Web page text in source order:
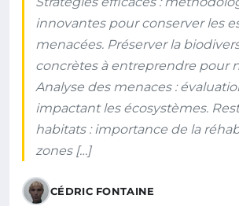
innovantes pour conserver les
menacées. Préserver la
concrètes à entreprendre pour
Analyse des menaces :
impactant les écosystèmes.
habitats : importance de la
zones […]
CÉDRIC FONTAINE